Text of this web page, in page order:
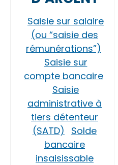
Saisie sur salaire
(ou “saisie des
rémunérations”)
Saisie sur
compte bancaire
Saisie
administrative à
tiers détenteur
(SATD)
Solde
bancaire
insaisissable